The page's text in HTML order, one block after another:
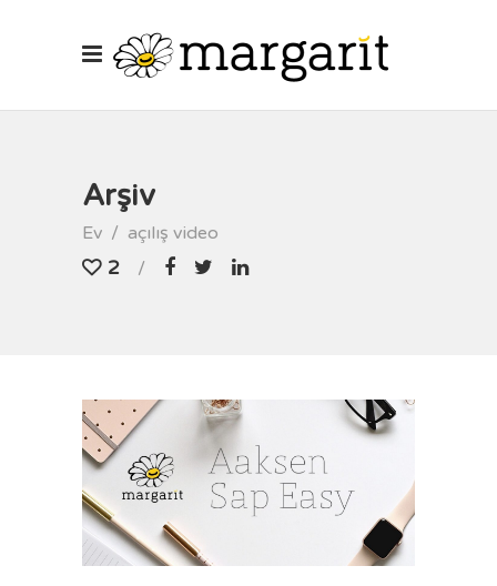
Arşiv
Ev / açılış video
2